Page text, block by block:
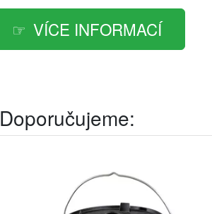
VÍCE INFORMACÍ
Doporučujeme: